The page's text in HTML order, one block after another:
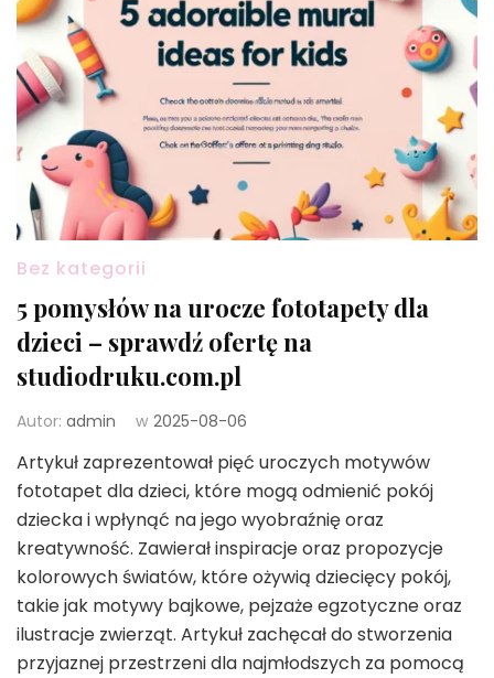
Bez kategorii
5 pomysłów na urocze fototapety dla
dzieci – sprawdź ofertę na
studiodruku.com.pl
Autor: admin w 2025-08-06
Artykuł zaprezentował pięć uroczych motywów
fototapet dla dzieci, które mogą odmienić pokój
dziecka i wpłynąć na jego wyobraźnię oraz
kreatywność. Zawierał inspiracje oraz propozycje
kolorowych światów, które ożywią dziecięcy pokój,
takie jak motywy bajkowe, pejzaże egzotyczne oraz
ilustracje zwierząt. Artykuł zachęcał do stworzenia
przyjaznej przestrzeni dla najmłodszych za pomocą